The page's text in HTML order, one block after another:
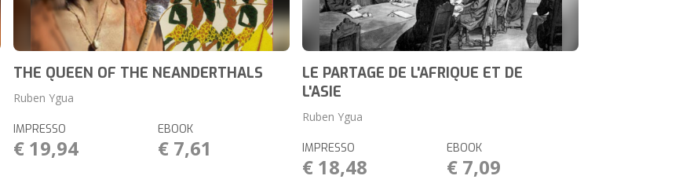
THE QUEEN OF THE NEANDERTHALS
Ruben Ygua
IMPRESSO
€ 19,94
EBOOK
€ 7,61
LE PARTAGE DE L'AFRIQUE ET DE
L'ASIE
Ruben Ygua
IMPRESSO
€ 18,48
EBOOK
€ 7,09